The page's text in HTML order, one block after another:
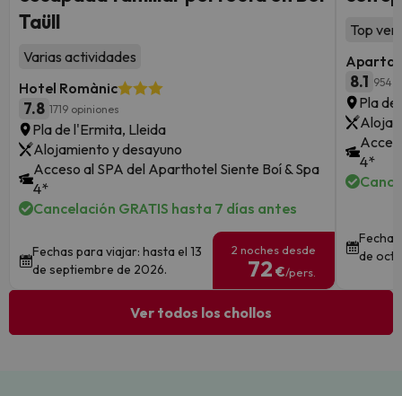
Taüll
Varias actividades
Hotel Romànic
7.8 1719 opiniones
Pla de l'Ermita, Lleida
Alojamiento y desayuno
Acceso al SPA del Aparthotel Siente Boí & Spa
4*
Cancelación GRATIS hasta 7 días antes
Fechas para viajar: hasta el 13
de septiembre de 2026.
2 noches desde
72 €/pers.
Top
8.1 954
Pla
4*
de
Ver todos los chollos